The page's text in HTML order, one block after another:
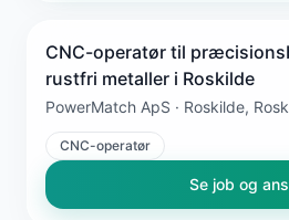
CNC-operatør til
rustfri metaller i Roskilde
PowerMatch ApS · Roskilde,
CNC-operatør
Se job og